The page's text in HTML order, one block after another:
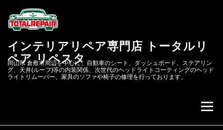
インテリアリペア専門店 トータルリ
ペア リペスタ
岡山県 倉敷市周辺を中心に、自動車のシート、ダッシュボード、ステアリン
グ、天井(ルーフ)等の内装関係、次世代のヘッドライトコーティングのヘッド
ライトリムーバー、家具のソファや椅子の修理を行っております。
メニュー